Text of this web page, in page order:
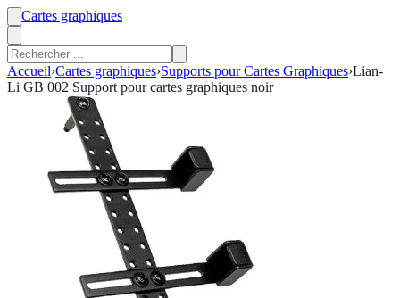
Cartes graphiques
Accueil›Cartes graphiques›Supports pour Cartes Graphiques›Lian-
Li GB 002 Support pour cartes graphiques noir